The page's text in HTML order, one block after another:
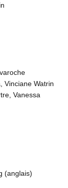
Vinciane Watrin
Vanessa
(anglais)